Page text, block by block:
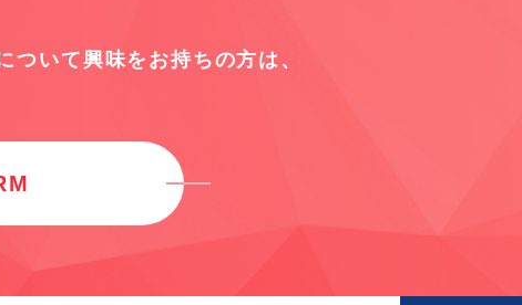
ついて興味をお持ちの方は、